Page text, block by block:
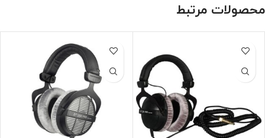
محصولات مرتبط